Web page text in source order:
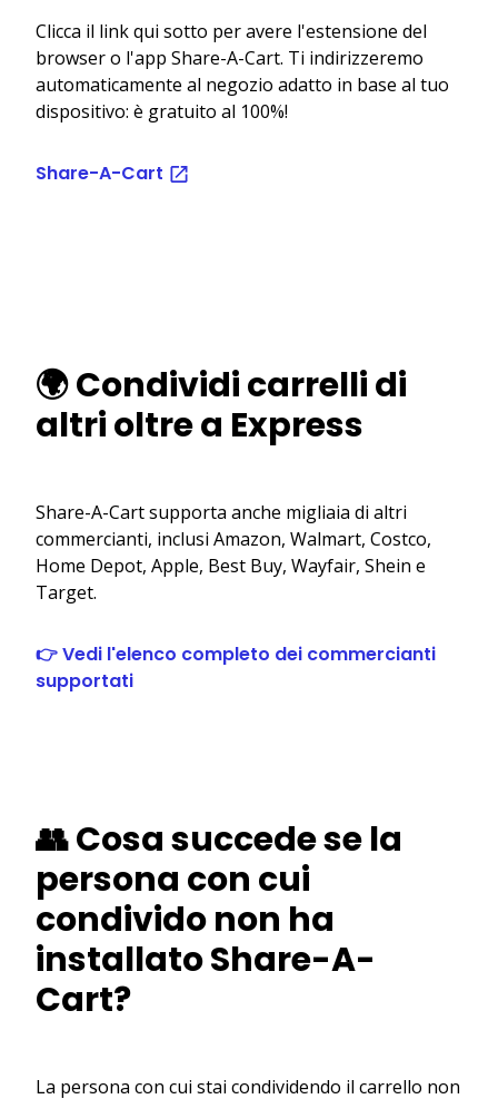
Clicca il link qui sotto per avere l'estensione del
browser o l'app Share-A-Cart. Ti indirizzeremo
automaticamente al negozio adatto in base al tuo
dispositivo: è gratuito al 100%!
Share-A-Cart
🌍 Condividi carrelli di
altri oltre a Express
Share-A-Cart supporta anche migliaia di altri
commercianti, inclusi Amazon, Walmart, Costco,
Home Depot, Apple, Best Buy, Wayfair, Shein e
Target.
👉 Vedi l'elenco completo dei commercianti
supportati
👥 Cosa succede se la
persona con cui
condivido non ha
installato Share-A-
Cart?
La persona con cui stai condividendo il carrello non